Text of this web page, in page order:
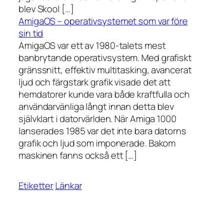
blev Skool […]
AmigaOS – operativsystemet som var före
sin tid
AmigaOS var ett av 1980-talets mest
banbrytande operativsystem. Med grafiskt
gränssnitt, effektiv multitasking, avancerat
ljud och färgstark grafik visade det att
hemdatorer kunde vara både kraftfulla och
användarvänliga långt innan detta blev
självklart i datorvärlden. När Amiga 1000
lanserades 1985 var det inte bara datorns
grafik och ljud som imponerade. Bakom
maskinen fanns också ett […]
EtiketterLänkar